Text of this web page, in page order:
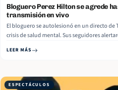
Bloguero Perez Hilton se agrede
transmisión en vivo
El bloguero se autolesionó en un directo
crisis de salud mental. Sus seguidores
del Condado de Miami-Dade (MDSCO)
LEER MÁS
ESPECTÁCULOS